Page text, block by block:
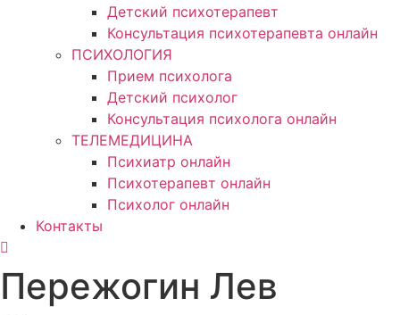
Детский психотерапевт
Консультация психотерапевта онлайн
ПСИХОЛОГИЯ
Прием психолога
Детский психолог
Консультация психолога онлайн
ТЕЛЕМЕДИЦИНА
Психиатр онлайн
Психотерапевт онлайн
Психолог онлайн
Контакты
Пережогин Лев